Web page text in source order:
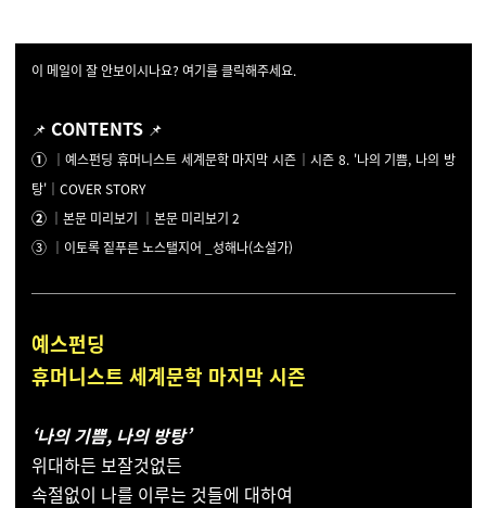
이 메일이 잘 안보이시나요? 여기를 클릭해주세요.
📌 CONTENTS📌
① ｜예스펀딩휴머니스트 세계문학 마지막 시즌 ｜시즌 8. '나의 기쁨, 나의 방
탕'｜ COVER STORY
② ｜본문 미리보기 ｜본문 미리보기 2
③ ｜이토록 짙푸른 노스탤지어 _성해나(소설가)
예스펀딩
휴머니스트 세계문학 마지막 시즌
‘나의 기쁨, 나의 방탕’
위대하든 보잘것없든
속절없이 나를 이루는 것들에 대하여